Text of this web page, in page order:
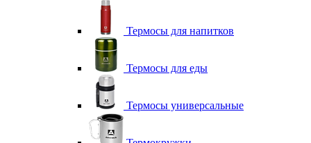
Термосы для напитков
Термосы для еды
Термосы универсальные